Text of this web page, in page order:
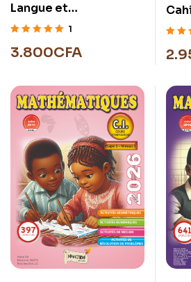
Langue et
communication C.P.
5
1
3.800CFA
5